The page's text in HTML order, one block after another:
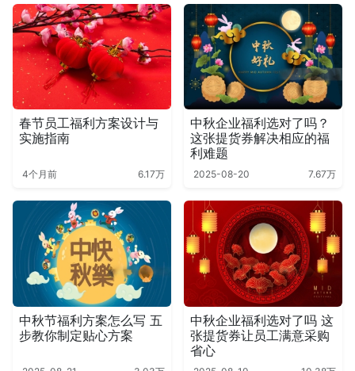
春节员工福利方案设计与
实施指南
4个月前 6.17万
中秋企业福利选对了吗？
这张提货券解决相应的福
利难题
2025-08-20 7.67万
中秋节福利方案怎么写 五
步教你制定贴心方案
中秋企业福利选对了吗 这
张提货券让员工满意采购
省心